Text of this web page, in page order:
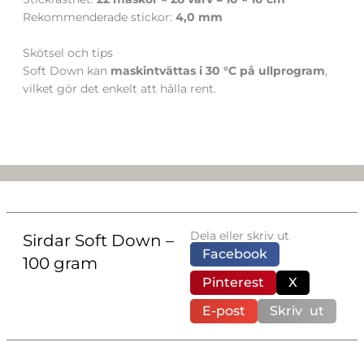
Rekommenderade stickor: 4,0 mm
Skötsel och tips
Soft Down kan maskintvättas i 30 °C på ullprogram,
vilket gör det enkelt att hålla rent.
Sirdar Soft Down –
100 gram
Dela eller skriv ut
Facebook
Pinterest
X
E-post
Skriv ut